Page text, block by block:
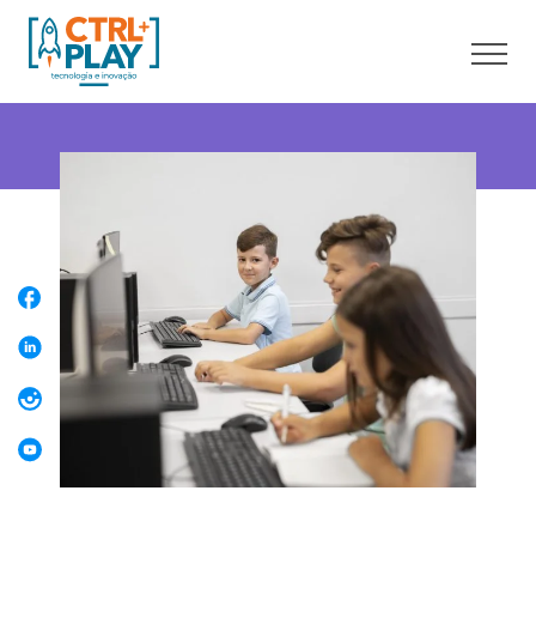
Unidades
Franquia
Blog
Contato
Faça uma Aula Grátis